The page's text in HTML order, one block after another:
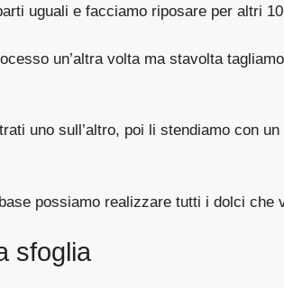
uguali e facciamo riposare per altri
un’altra volta ma stavolta
uno sull’altro, poi li stendiamo con
possiamo realizzare tutti i dolci che
sfoglia